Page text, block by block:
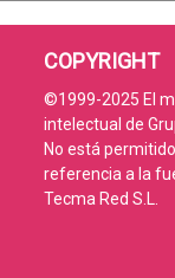
COPYRIGHT
©1999-2025 El
intelectual de
No está
referencia a la
Tecma Red S.L.